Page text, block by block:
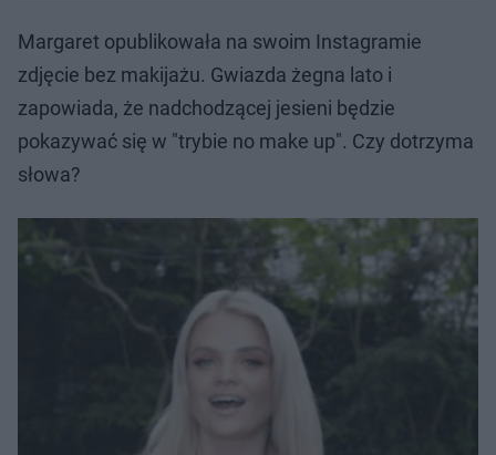
Margaret opublikowała na swoim Instagramie
zdjęcie bez makijażu. Gwiazda żegna lato i
zapowiada, że nadchodzącej jesieni będzie
pokazywać się w "trybie no make up". Czy dotrzyma
słowa?